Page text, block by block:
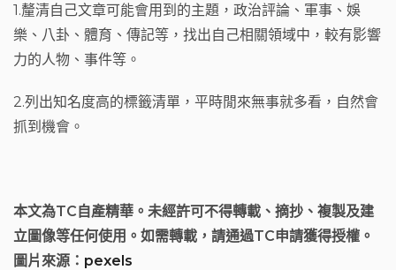
1.釐清自己文章可能會用到的主題，政治評論、軍事、娛
樂、八卦、體育、傳記等，找出自己相關領域中，較有影響
力的人物、事件等。
2.列出知名度高的標籤清單，平時閒來無事就多看，自然會
抓到機會。
本文為TC自產精華。未經許可不得轉載、摘抄、複製及建
立圖像等任何使用。如需轉載，請通過TC申請獲得授權。
圖片來源： pexels